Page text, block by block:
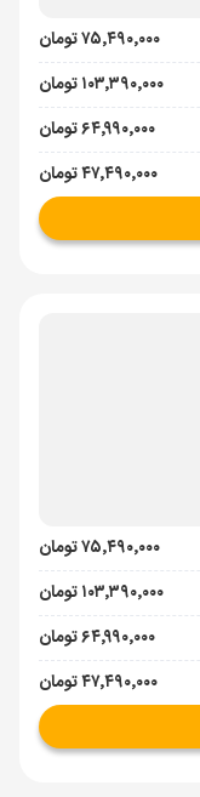
۷۵٬۴۹۰٬۰۰۰ تومان
۱۰۳٬۳۹۰٬۰۰۰ تومان
۶۴٬۹۹۰٬۰۰۰ تومان
۴۷٬۴۹۰٬۰۰۰ تومان
۷۵٬۴۹۰٬۰۰۰ تومان
۱۰۳٬۳۹۰٬۰۰۰ تومان
۶۴٬۹۹۰٬۰۰۰ تومان
۴۷٬۴۹۰٬۰۰۰ تومان